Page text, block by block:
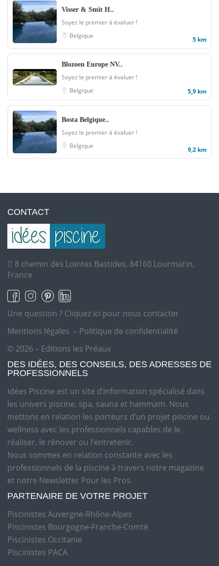
Visser & Smit H..
Soyez le premier à évaluer !
Belgique
5 km
Blozoen Europe NV..
Soyez le premier à évaluer !
Belgique
5,9 km
Bosta Belgique..
Soyez le premier à évaluer !
Belgique
9,2 km
CONTACT
8 chemin des Lointes Bastides, 84160 Lourmarin,
France
Une question ? Cliquez ici pour nous contacter
Mentions légales – Politique de confidentialité
© 2026 – Editions les Préaux
DES IDÉES, DES CONSEILS, DES ADRESSES DE
PROFESSIONNELS
Idées Piscine est un site d’information spécialisé dans
les univers piscine, spa, sauna et hammam. Nous
mettons en relation les porteurs d’un projet piscine ou
wellness avec les professionnels capables de le
réaliser, le rénover ou l’entretenir.
Nous sommes en relation constante avec les
professionnels de la piscine à travers notre magazine
et notre Newsletter Pour les Pros.
PARTENAIRE DE VOTRE PROJET
Piscinistes Auvergne-Rhône-Alpes
Piscinistes Bourgogne-Franche-Comté
Piscinistes Occitanie
Piscinistes PACA